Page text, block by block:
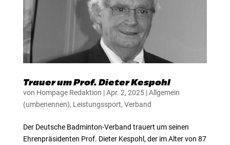
Trauer um Prof. Dieter Kespohl
von Hompage Redaktion |Apr. 2, 2025|Allgemein
(umbenennen), Leistungssport, Verband
Der Deutsche Badminton-Verband trauert um seinen
Ehrenpräsidenten Prof. Dieter Kespohl, der im Alter von 87